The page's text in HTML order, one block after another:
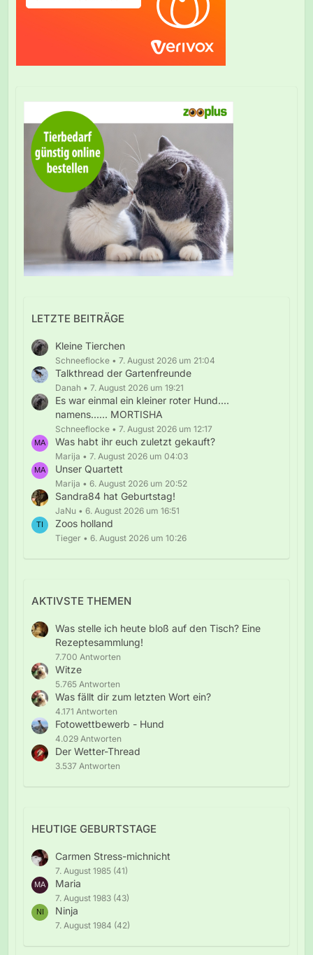
LETZTE BEITRÄGE
Kleine Tierchen
Schneeflocke 7. August 2026 um 21:04
Talkthread der Gartenfreunde
Danah 7. August 2026 um 19:21
Es war einmal ein kleiner roter Hund....
namens...... MORTISHA
Schneeflocke 7. August 2026 um 12:17
Was habt ihr euch zuletzt gekauft?
Marija 7. August 2026 um 04:03
Unser Quartett
Marija 6. August 2026 um 20:52
Sandra84 hat Geburtstag!
JaNu 6. August 2026 um 16:51
Zoos holland
Tieger 6. August 2026 um 10:26
AKTIVSTE THEMEN
Was stelle ich heute bloß auf den Tisch? Eine
Rezeptesammlung!
7.700 Antworten
Witze
5.765 Antworten
Was fällt dir zum letzten Wort ein?
4.171 Antworten
Fotowettbewerb - Hund
4.029 Antworten
Der Wetter-Thread
3.537 Antworten
HEUTIGE GEBURTSTAGE
Carmen Stress-michnicht
7. August 1985 (41)
Maria
7. August 1983 (43)
Ninja
7. August 1984 (42)